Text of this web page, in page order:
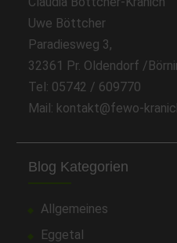
Uwe Böttcher
Paradiesweg 3,
32361 Pr. Oldendorf /
Tel: 05742 / 609770
Mail: kontakt@fewo-
Blog Kategorien
Allgemeines
Eggetal